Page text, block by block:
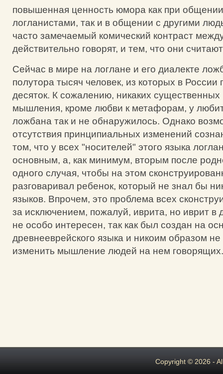
повышенная ценность юмора как при
логланистами, так и в общении с другими
часто замечаемый комический контраст
действительно говорят, и тем, что они
Сейчас в мире на логлане и его диалекте
полутора тысяч человек, из которых в России
десяток. К сожалению, никаких
мышления, кроме любви к метафорам, у
ложбана так и не обнаружилось. Однако
отсутствия принципиальных изменений
том, что у всех "носителей" этого языка
основным, а, как минимум, вторым после
одного случая, чтобы на этом
разговаривал ребенок, который не знал бы
языков. Впрочем, это проблема всех
за исключением, пожалуй, иврита, но иврит в
не особо интересен, так как был создан на
древнееврейского языка и никоим образом
изменить мышление людей на нем
Copyright © 2026 -